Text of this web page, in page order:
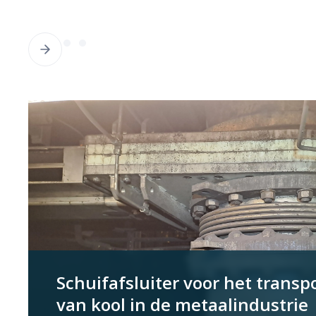
Schuifafsluiter voor het
van kool in de metaalindustrie